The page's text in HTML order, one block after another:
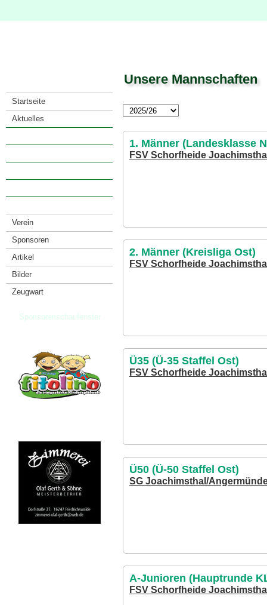
Unsere Mannschaften
Startseite
Aktuelles
Verein
Sponsoren
Artikel
Bilder
Zeugwart
Sponsorenschaufenster
1. Männer (Landesklasse
FSV Schorfheide
2. Männer (Kreisliga Ost)
FSV Schorfheide
Ü35 (Ü-35 Staffel Ost)
FSV Schorfheide
Ü50 (Ü-50 Staffel Ost)
SG Joachimsthal/
A-Junioren (Hauptrunde
FSV Schorfheide